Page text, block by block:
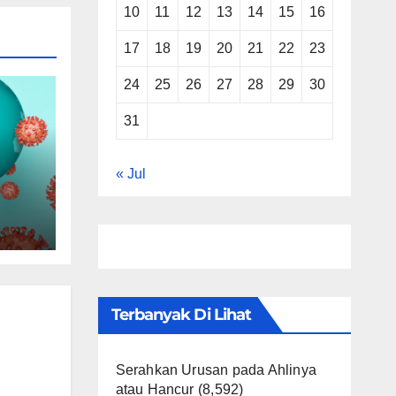
10 11 12 13 14 15 16
17 18 19 20 21 22 23
24 25 26 27 28 29 30
31
« Jul
Terbanyak Di Lihat
Serahkan Urusan pada Ahlinya
atau Hancur (8,592)